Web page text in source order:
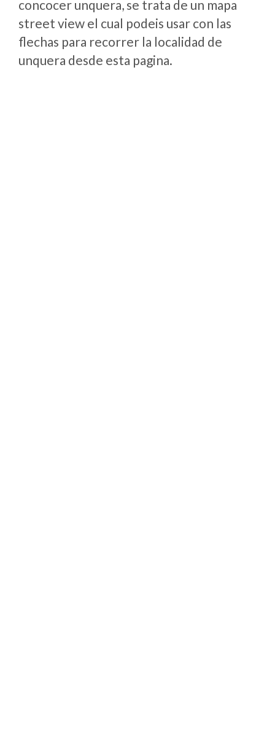
concocer unquera, se trata de un mapa
street view el cual podeis usar con las
flechas para recorrer la localidad de
unquera desde esta pagina.